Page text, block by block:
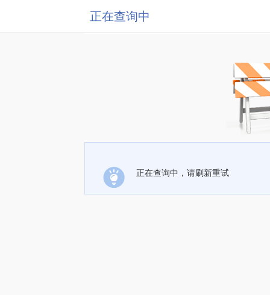
正在查询中
正在查询中，请刷新重试